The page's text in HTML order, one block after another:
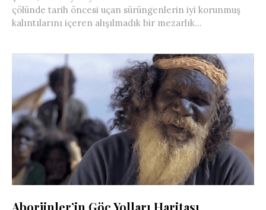
çölünde tarih öncesi uçan sürüngenlerin iyi korunmuş
kalıntılarını içeren alışılmadık bir mezarlık...